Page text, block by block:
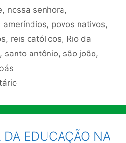
, nossa senhora,
ameríndios, povos nativos,
, reis católicos, Rio da
, santo antônio, são joão,
DA EDUCAÇÃO NA